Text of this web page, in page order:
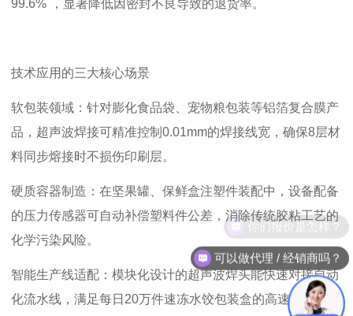
99.6%
，显著降低因密封不良导致的退货率。
技术应用的三大核心场景
软包装领域：针对膨化食品袋、宠物粮包装等铝箔复合膜产
品，超声波焊接可精准控制 0.01mm的焊接线宽，确保8层材
料同步熔接时不损伤印刷层。
硬质容器制造：在坚果罐、保鲜盒注塑件装配中，设备配备
的压力传感器可自动补偿塑料件公差，消除传统胶粘工艺的
化学污染风险。
智能生产线适配：模块化设计的超声波焊头能快速对接自动
化流水线，满足每日 20万件速冻水饺包装盒的高速生产需
你们报价是怎样？
可以做代理 / 经销商吗？